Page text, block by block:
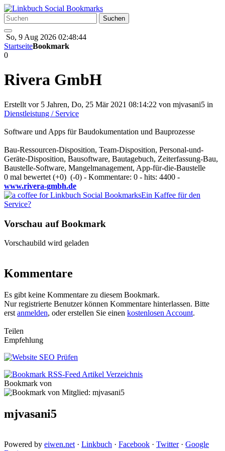
So, 9 Aug 2026 02:48:44
StartseiteBookmark
0
Rivera GmbH
Erstellt vor 5 Jahren, Do, 25 Mär 2021 08:14:22 von mjvasani5 in
Dienstleistung / Service
Software und Apps für Baudokumentation und Bauprozesse
Bau-Ressourcen-Disposition, Team-Disposition, Personal-und-
Geräte-Disposition, Bausoftware, Bautagebuch, Zeiterfassung-Bau,
Baustelle-Software, Mangelmanagement, App-für-die-Baustelle
0 mal bewertet (+0) (-0) - Kommentare: 0 - hits: 4400 -
www.rivera-gmbh.de
Ein Kaffee für den
Service?
Vorschau auf Bookmark
Vorschaubild wird geladen
Kommentare
Es gibt keine Kommentare zu diesem Bookmark.
Nur registrierte Benutzer können Kommentare hinterlassen. Bitte
erst anmelden, oder erstellen Sie einen kostenlosen Account.
Teilen
Empfehlung
Bookmark von
mjvasani5
Powered by eiwen.net · Linkbuch · Facebook · Twitter· Google